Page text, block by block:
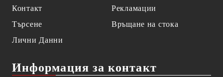
Контакт
Търсене
Лични Данни
Рекламации
Връщане на стока
Информация за контакт